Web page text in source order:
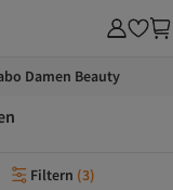
Damen Beauty
Filtern (3)